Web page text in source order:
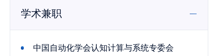
学术兼职
中国自动化学会认知计算与系统专委会